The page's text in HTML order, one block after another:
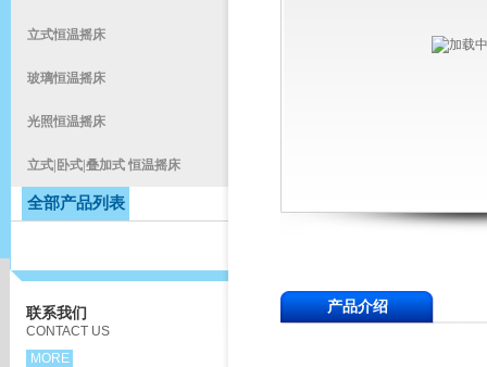
立式恒温摇床
玻璃恒温摇床
光照恒温摇床
立式|卧式|叠加式 恒温摇床
全部产品列表
联系我们
CONTACT US
MORE
产品介绍